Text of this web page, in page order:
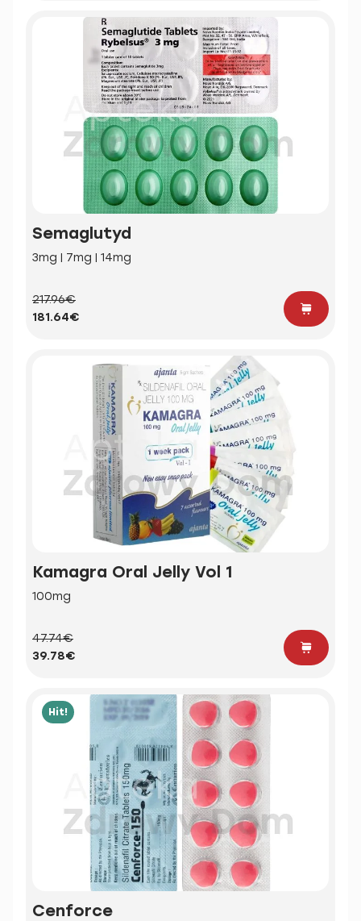
Semaglutyd
3mg | 7mg | 14mg
217.96€
181.64€
Kamagra Oral Jelly Vol 1
100mg
47.74€
39.78€
Hit!
Cenforce